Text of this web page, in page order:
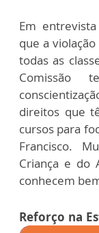
Em
que a
todas as
Comissão
direitos que
cursos para
Francisco.
Criança e do
conhecem
Reforço na